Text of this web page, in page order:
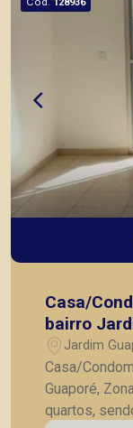
Casa/
bairro
Ribeirão
Jardim
Casa/
Guaporé,
quartos,